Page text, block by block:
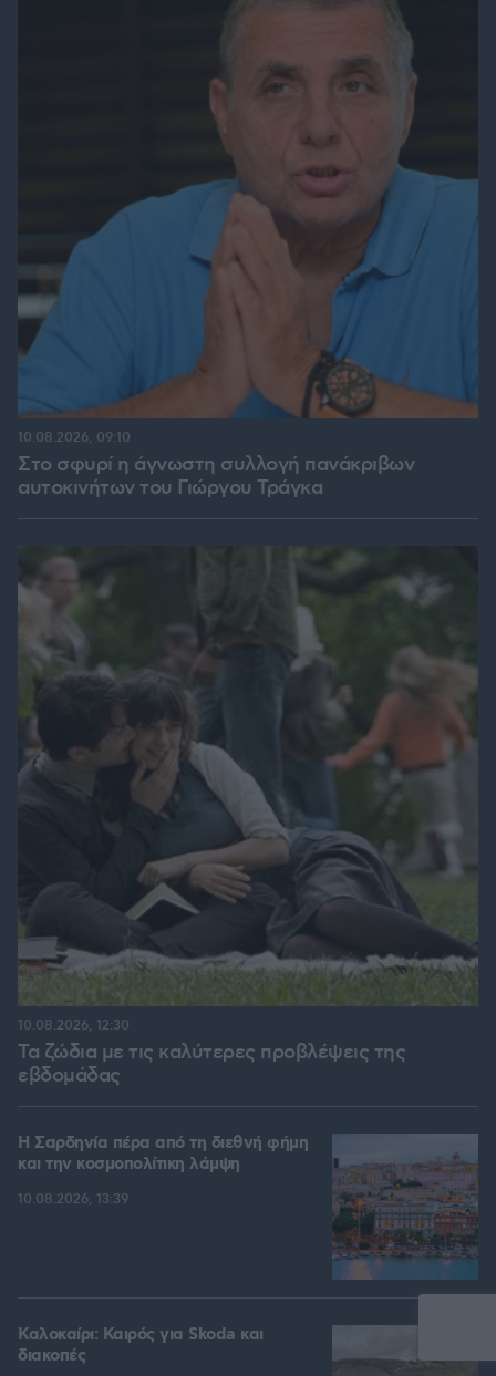
Στο σφυρί η άγνωστη συλλογή πανάκριβων
αυτοκινήτων του Γιώργου Τράγκα
10.08.2026, 09:10
Τα ζώδια με τις καλύτερες προβλέψεις της
εβδομάδας
10.08.2026, 12:30
Η Σαρδηνία πέρα από τη διεθνή φήμη
και την κοσμοπολίτικη λάμψη
10.08.2026, 13:39
Καλοκαίρι: Καιρός για Skoda και
διακοπές